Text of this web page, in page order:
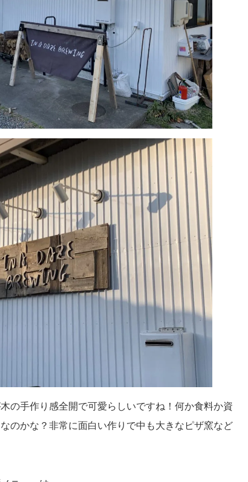
の手作り感全開で可愛らしいですね！何か食料か資
のかな？非常に面白い作りで中も大きなピザ窯など